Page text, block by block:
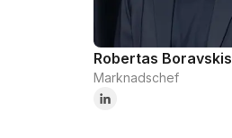
Robertas Boravskis
Marknadschef